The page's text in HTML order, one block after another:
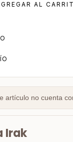
artículo no cuenta
Irak